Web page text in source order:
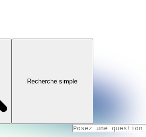
Recherche simple